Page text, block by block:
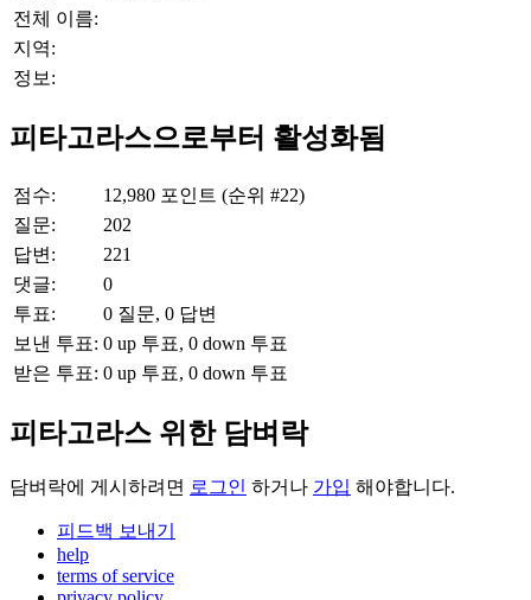
전체 이름:
지역:
정보:
피타고라스으로부터 활성화됨
점수: 12,980 포인트 (순위 #22)
질문:
202
답변:
221
댓글:
0
투표:
0 질문, 0 답변
보낸 투표: 0 up 투표, 0 down 투표
받은 투표: 0 up 투표, 0 down 투표
피타고라스 위한 담벼락
담벼락에 게시하려면 로그인 하거나 가입 해야합니다.
피드백 보내기
help
terms of service